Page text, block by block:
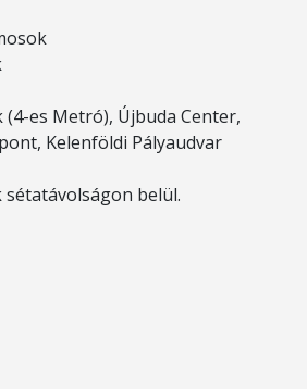
(4-es Metró), Újbuda Center,
Kelenföldi Pályaudvar
sétatávolságon belül.